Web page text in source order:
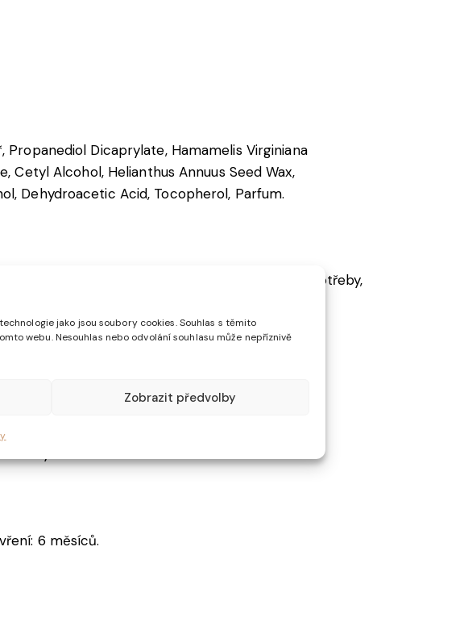
jako jsou soubory cookies. Souhlas s těmito
webu. Nesouhlas nebo odvolání souhlasu může nepříznivě
Zobrazit předvolby
Dicaprylate, Hamamelis Virginiana
Cetyl Alcohol, Helianthus Annuus Seed Wax,
Dehydroacetic Acid, Tocopherol, Parfum.
dokud se zcela nevstřebá. Používejte podle potřeby,
zasažení očí okamžitě vypláchněte vodou.
6 měsíců.